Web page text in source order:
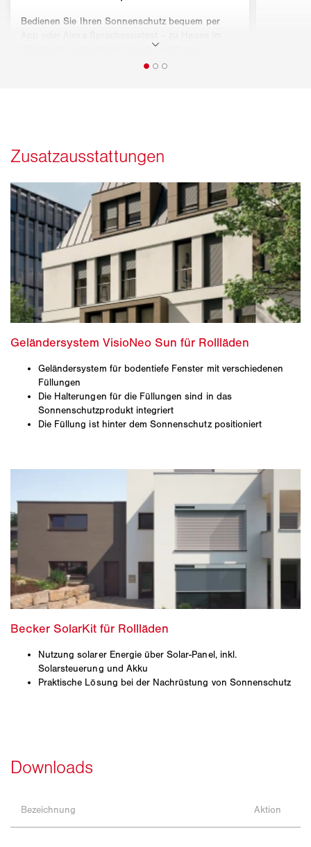
Geländersystem für bodentiefe Fenster mit verschiedenen
Füllungen
Die Halterungen für die Füllungen sind in das
Sonnenschutzprodukt integriert
Die Füllung ist hinter dem Sonnenschutz positioniert
Nutzung solarer Energie über Solar-Panel, inkl.
Solarsteuerung und Akku
Praktische Lösung bei der Nachrüstung von Sonnenschutz